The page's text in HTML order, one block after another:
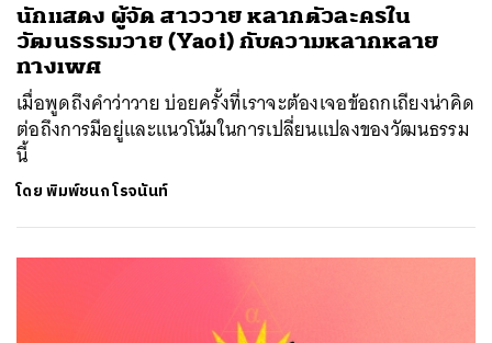
นักแสดง ผู้จัด สาววาย หลากตัวละครใน
วัฒนธรรมวาย (Yaoi) กับความหลากหลาย
ทางเพศ
เมื่อพูดถึงคำว่าวาย บ่อยครั้งที่เราจะต้องเจอข้อถกเถียงน่าคิด
ต่อถึงการมีอยู่และแนวโน้มในการเปลี่ยนแปลงของวัฒนธรรม
นี้
โดยพิมพ์ชนก โรจนันท์